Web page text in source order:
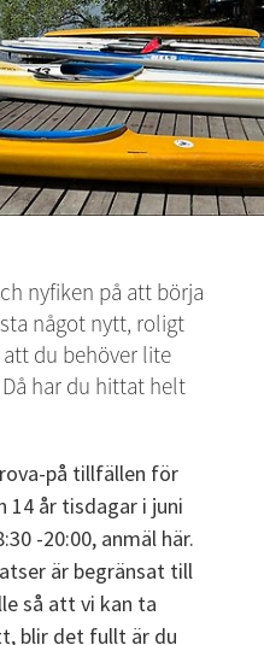
nyfiken på att börja
något nytt, roligt
du behöver lite
har du hittat helt
på tillfällen för
14 år tisdagar i juni
-20:00, anmäl här.
är begränsat till
så att vi kan ta
blir det fullt är du